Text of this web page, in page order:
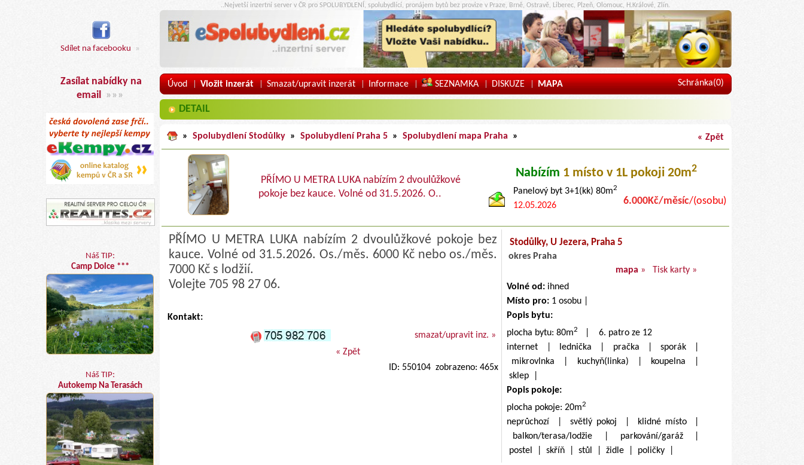
Sdílet na facebooku »
Zasílat nabídky na
email »»»
Náš TIP:
Camp Dolce ***
Náš TIP:
Autokemp Na Terasách
..Nejvetší inzertní server v ČR pro SPOLUBYDLENÍ, spolubydlící, pronájem bytů bez provize v Praze, Brně, Ostravě, Liberec, Plzeň, Olomouc, H.Králové, Zlín.
Úvod | Vložit inzerát | Smazat/upravit inzerát | Informace | SEZNAMKA | DISKUZE | MAPA Schránka(0)
DETAIL
» Spolubydlení Stodůlky » Spolubydlení Praha 5 » Spolubydlení mapa Praha » « Zpět
PŘÍMO U METRA LUKA nabízím 2 dvoulůžkové
pokoje bez kauce. Volné od 31.5.2026. O..
Nabízím 1 místo v 1L pokoji 20m2
Panelový byt 3+1(kk) 80m2
6.000Kč/měsíc/(osobu)
12.05.2026
PŘÍMO U METRA LUKA nabízím 2 dvoulůžkové pokoje bez
kauce. Volné od 31.5.2026. Os./měs. 6000 Kč nebo os./měs.
7000 Kč s lodžií.
Volejte 705 98 27 06.
Kontakt:
smazat/upravit inz. »
« Zpět
ID: 550104 zobrazeno: 465x
Stodůlky, U Jezera, Praha 5
okres Praha
mapa »
Tisk karty »
Volné od: ihned
Místo pro: 1 osobu |
Popis bytu:
plocha bytu: 80m2
| 6. patro ze 12
internet | lednička | pračka | sporák |
mikrovlnka | kuchyň(linka) | koupelna |
sklep |
Popis pokoje:
plocha pokoje: 20m2
neprůchozí | světlý pokoj | klidné místo |
balkon/terasa/lodžie | parkování/garáž |
postel | skříň | stůl | židle | poličky |